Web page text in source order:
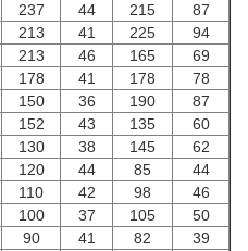
237 44 215
87
213 41 225
94
213 46 165
69
178 41 178
78
150 36 190
87
152 43 135
60
130 38 145
62
120 44 85
44
110 42 98
46
100 37 105
50
90 41 82
39